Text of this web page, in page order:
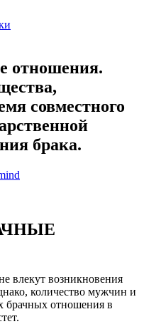
отношения.
совместного
брака.
влекут возникновения
количество мужчин и
брачных отношения в